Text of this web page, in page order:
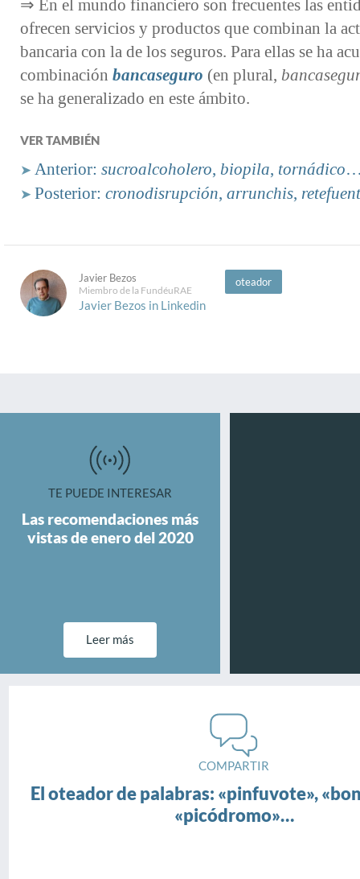
⇒ En el mundo financiero son frecuentes las
ofrecen servicios y productos que combinan la
bancaria con la de los seguros. Para ellas se ha
combinación bancaseguro (en plural,
se ha generalizado en este ámbito.
VER TAMBIÉN
➤ Anterior: sucroalcoholero, biopila, tornádico
➤ Posterior: cronodisrupción, arrunchis,
Javier Bezos
Miembro de la FundéuRAE
Javier Bezos in Linkedin
oteador
TE PUEDE INTERESAR
Las recomendaciones más
vistas de enero del 2020
Leer más
COMPARTIR
El oteador de palabras: «pinfuvote»,
«picódromo»…